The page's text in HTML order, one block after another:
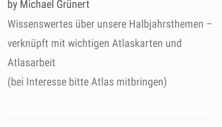
by Michael Grünert
Wissenswertes über unsere Halbjahrsthemen –
verknüpft mit wichtigen Atlaskarten und
Atlasarbeit
(bei Interesse bitte Atlas mitbringen)